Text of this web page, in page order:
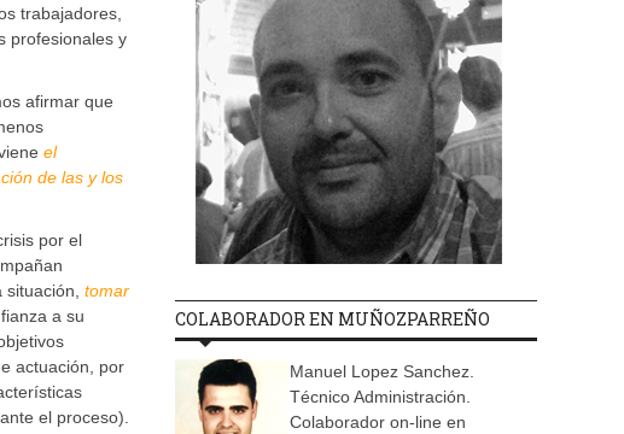
trabajadores,
profesionales y
afirmar que
el
de las y los
por el
situación, tomar
a su
actuación, por
el proceso).
COLABORADOR EN MUÑOZPARREÑO
Manuel Lopez Sanchez.
Técnico Administración.
Colaborador on-line en